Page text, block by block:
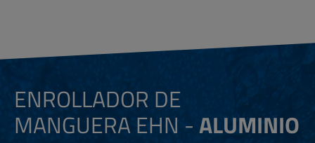
ENROLLADOR DE
MANGUERA EHN -ALUMINIO